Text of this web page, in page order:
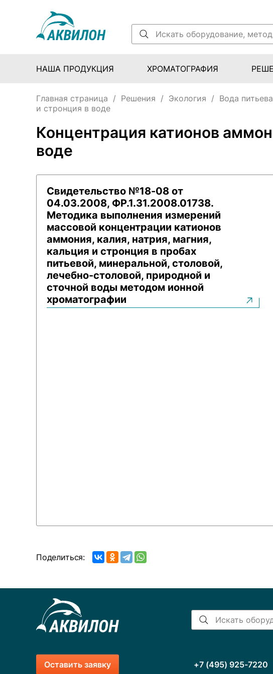
НАША ПРОДУКЦИЯ ХРОМАТОГРАФИЯ
Главная страница / Решения / Экология / Вода
и стронция в воде
Концентрация катионов
воде
Свидетельство №18-08 от
04.03.2008, ФР.1.31.2008.01738.
Методика выполнения измерений
массовой концентрации катионов
аммония, калия, натрия, магния,
кальция и стронция в пробах
питьевой, минеральной, столовой,
лечебно-столовой, природной и
сточной воды методом ионной
хроматографии
Поделиться:
Оставить заявку +7 (495) 925-7220